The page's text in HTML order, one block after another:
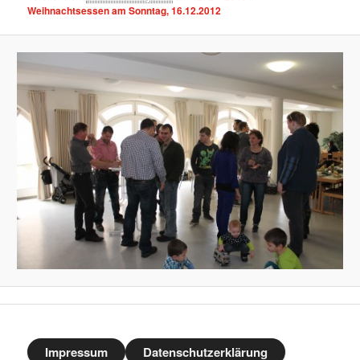
Weihnachtsessen am Sonntag, 16.12.2012
Impressum Datenschutzerklärung